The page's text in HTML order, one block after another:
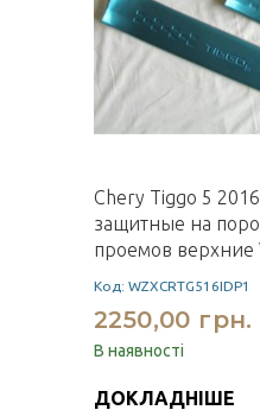
Chery Tiggo 5
защитные на
проемов верхние
Код: WZXCRTG516IDP1
2250,00 грн.
В наявності
ДОКЛАДНІШЕ